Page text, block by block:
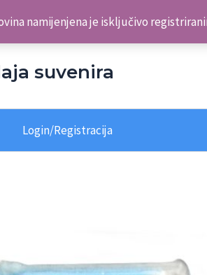
namijenjena je isključivo
suvenira
Login/Registracija